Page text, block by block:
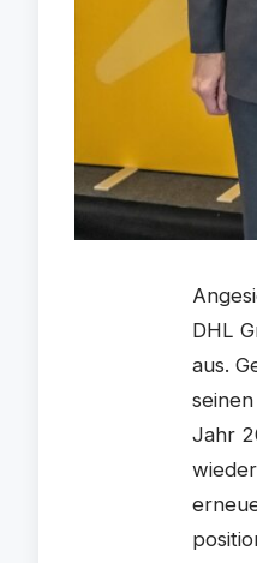
DHL
aus.
Jahr